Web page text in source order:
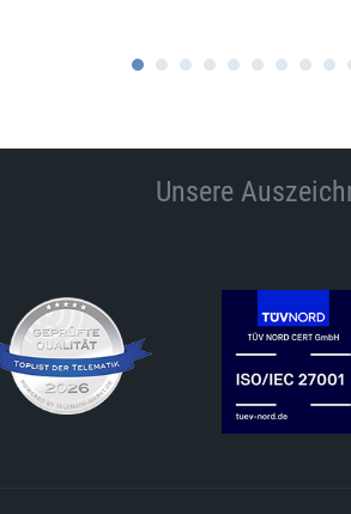
Unsere